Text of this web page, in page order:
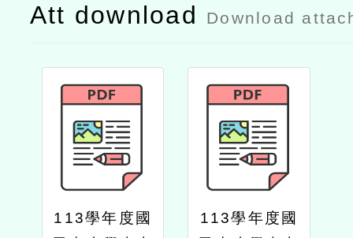
Att download Download
113學年度國
113學年度國